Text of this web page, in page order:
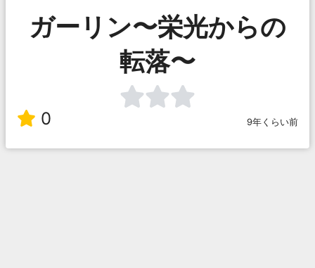
ガーリン〜栄光からの
転落〜
0 9年くらい前